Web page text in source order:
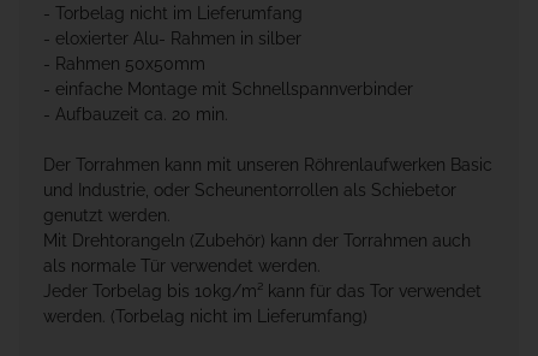
- Torbelag nicht im Lieferumfang
- eloxierter Alu- Rahmen in silber
- Rahmen 50x50mm
- einfache Montage mit Schnellspannverbinder
- Aufbauzeit ca. 20 min.
Der Torrahmen kann mit unseren Röhrenlaufwerken Basic
und Industrie, oder Scheunentorrollen als Schiebetor
genutzt werden.
Mit Drehtorangeln (Zubehör) kann der Torrahmen auch
als normale Tür verwendet werden.
Jeder Torbelag bis 10kg/m² kann für das Tor verwendet
werden. (Torbelag nicht im Lieferumfang)